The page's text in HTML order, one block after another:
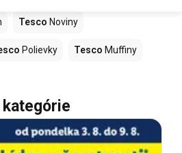
Tesco Noviny
Polievky Tesco Muffiny